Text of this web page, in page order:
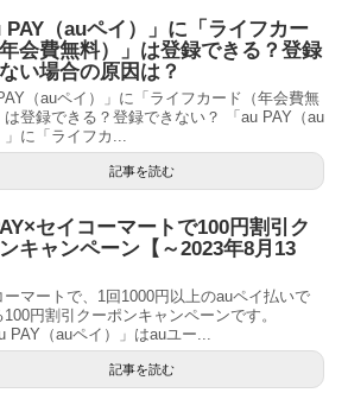
PAY（auペイ）」に「ライフカー
年会費無料）」は登録できる？登録
い場合の原因は？
（auペイ）」に「ライフカード（年会費無
は登録できる？登録できない？ 「au PAY（au
に「ライフカ...
記事を読む
セイコーマートで100円割引ク
キャンペーン【～2023年8月13
ーマートで、1回1000円以上のauペイ払いで
円割引クーポンキャンペーンです。
PAY（auペイ）」はauユー...
記事を読む